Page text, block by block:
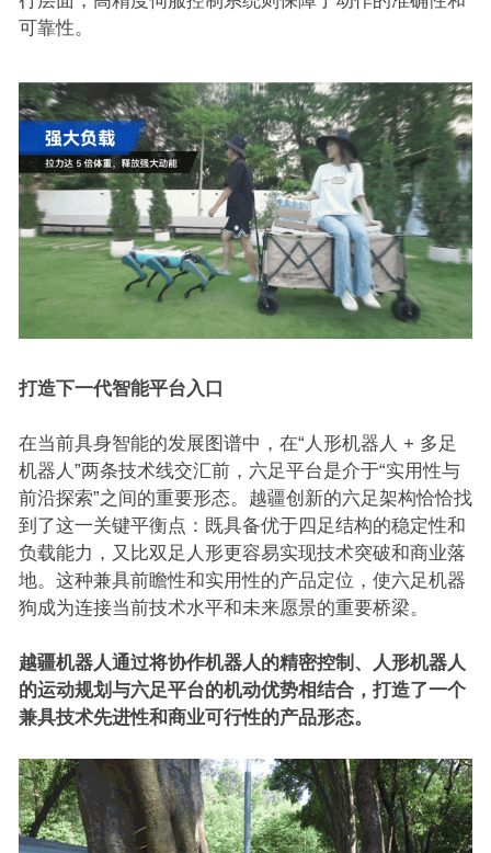
可靠性。
打造下一代智能平台入口
在当前具身智能的发展图谱中，在“人形机器人 + 多足
机器人”两条技术线交汇前，六足平台是介于“实用性与
前沿探索”之间的重要形态。越疆创新的六足架构恰恰找
到了这一关键平衡点：既具备优于四足结构的稳定性和
负载能力，又比双足人形更容易实现技术突破和商业落
地。这种兼具前瞻性和实用性的产品定位，使六足机器
狗成为连接当前技术水平和未来愿景的重要桥梁。
越疆机器人通过将协作机器人的精密控制、人形机器人
的运动规划与六足平台的机动优势相结合，打造了一个
兼具技术先进性和商业可行性的产品形态。